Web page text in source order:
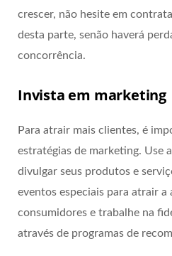
crescer, não hesite em
desta parte, senão haverá
concorrência.
Invista em marketing
Para atrair mais clientes, é
estratégias de marketing. Use
divulgar seus produtos e
eventos especiais para atrair a
consumidores e trabalhe na
através de programas de